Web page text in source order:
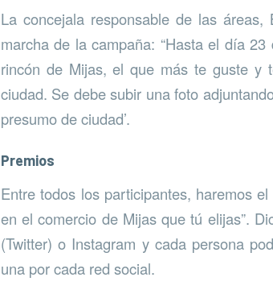
La concejala responsable de las
marcha de la campaña: “Hasta el día
rincón de Mijas, el que más te guste y
ciudad. Se debe subir una foto
presumo de ciudad’.
Premios
Entre todos los participantes, haremos
en el comercio de Mijas que tú elijas”.
(Twitter) o Instagram y cada persona
una por cada red social.